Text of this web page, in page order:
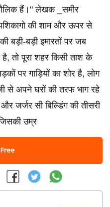
हैं।" लेखक _समीर
की शाम और ऊपर से
बड़ी-बड़ी इमारतों पर जब
तो पूरा शहर किसी ताश के
पर गाड़ियों का शोर है, लोग
से अपने घरों की तरफ भाग रहे
जर्जर सी बिल्डिंग की तीसरी
उम्र